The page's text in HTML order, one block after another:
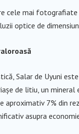
cele mai
optice de
Salar de Uyuni
de litiu, un
aproximativ 7% din
asupra